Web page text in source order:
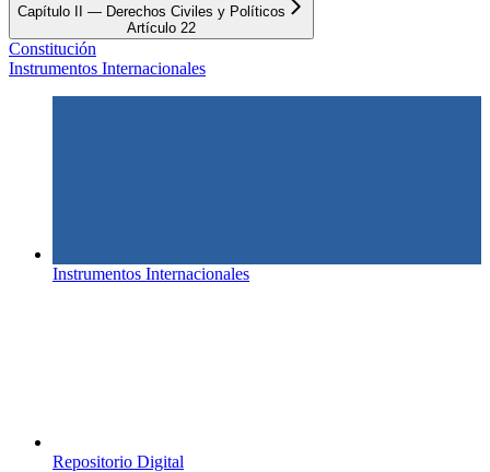
Capítulo II — Derechos Civiles y Políticos
Artículo 22
Constitución
Instrumentos Internacionales
Instrumentos Internacionales
Repositorio Digital